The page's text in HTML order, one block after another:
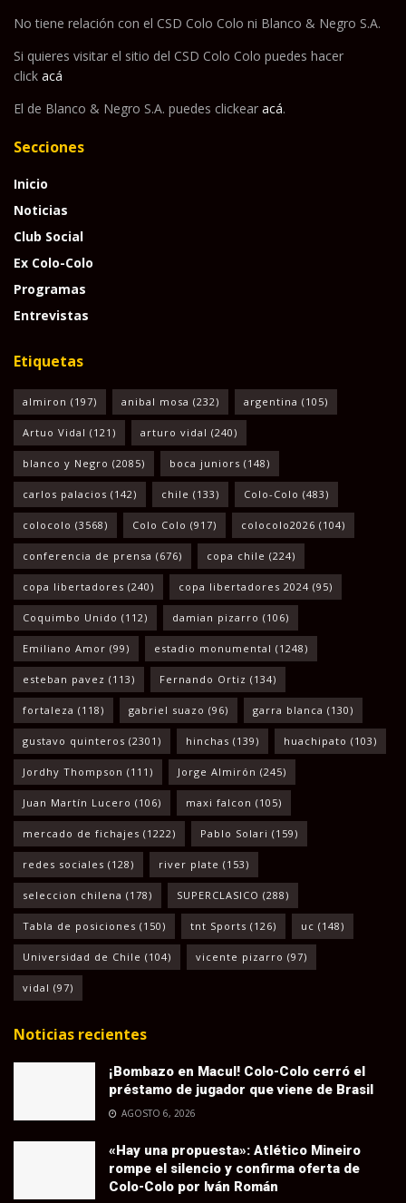
No tiene relación con el CSD Colo Colo ni Blanco & Negro S.A.
Si quieres visitar el sitio del CSD Colo Colo puedes hacer
click acá
El de Blanco & Negro S.A. puedes clickear acá.
Secciones
Inicio
Noticias
Club Social
Ex Colo-Colo
Programas
Entrevistas
Etiquetas
almiron (197) anibal mosa (232) argentina (105)
Artuo Vidal (121) arturo vidal (240)
blanco y Negro (2085) boca juniors (148)
carlos palacios (142) chile (133) Colo-Colo (483)
colocolo (3568) Colo Colo (917) colocolo2026 (104)
conferencia de prensa (676) copa chile (224)
copa libertadores (240) copa libertadores 2024 (95)
Coquimbo Unido (112) damian pizarro (106)
Emiliano Amor (99) estadio monumental (1248)
esteban pavez (113) Fernando Ortiz (134)
fortaleza (118) gabriel suazo (96) garra blanca (130)
gustavo quinteros (2301) hinchas (139) huachipato (103)
Jordhy Thompson (111) Jorge Almirón (245)
Juan Martín Lucero (106) maxi falcon (105)
mercado de fichajes (1222) Pablo Solari (159)
redes sociales (128) river plate (153)
seleccion chilena (178) SUPERCLASICO (288)
Tabla de posiciones (150) tnt Sports (126) uc (148)
Universidad de Chile (104) vicente pizarro (97)
vidal (97)
Noticias recientes
¡Bombazo en Macul! Colo-Colo cerró el
préstamo de jugador que viene de Brasil
AGOSTO 6, 2026
«Hay una propuesta»: Atlético Mineiro
rompe el silencio y confirma oferta de
Colo-Colo por Iván Román